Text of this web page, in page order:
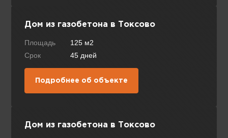
Дом из газобетона в Токсово
Площадь
125 м2
Срок
45 дней
Подробнее об объекте
Дом из газобетона в Токсово